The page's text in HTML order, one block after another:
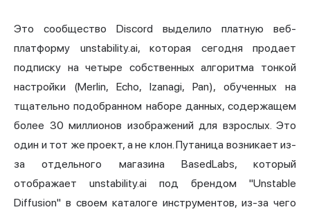
Это сообщество Discord выделило платную веб-
платформу unstability.ai, которая сегодня продает
подписку на четыре собственных алгоритма тонкой
настройки (Merlin, Echo, Izanagi, Pan), обученных на
тщательно подобранном наборе данных, содержащем
более 30 миллионов изображений для взрослых. Это
один и тот же проект, а не клон. Путаница возникает из-
за отдельного магазина BasedLabs, который
отображает unstability.ai под брендом "Unstable
Diffusion" в своем каталоге инструментов, из-за чего